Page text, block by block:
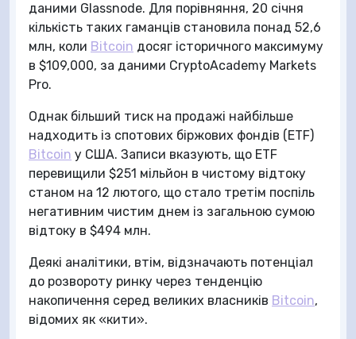
даними Glassnode. Для порівняння, 20 січня
кількість таких гаманців становила понад 52,6
млн, коли Bitcoin досяг історичного максимуму
в $109,000, за даними CryptoAcademy Markets
Pro.
Однак більший тиск на продажі найбільше
надходить із спотових біржових фондів (ETF)
Bitcoin у США. Записи вказують, що ETF
перевищили $251 мільйон в чистому відтоку
станом на 12 лютого, що стало третім поспіль
негативним чистим днем із загальною сумою
відтоку в $494 млн.
Деякі аналітики, втім, відзначають потенціал
до розвороту ринку через тенденцію
накопичення серед великих власників Bitcoin,
відомих як «кити».